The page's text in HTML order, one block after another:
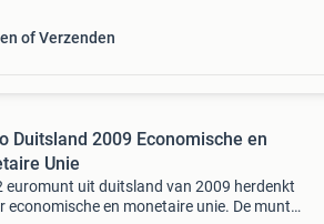
of Verzenden
Duitsland 2009 Economische en
Unie
euromunt uit duitsland van 2009 herdenkt
economische en monetaire unie. De munt